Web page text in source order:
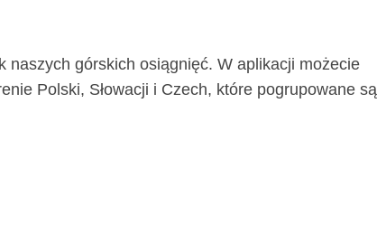
naszych górskich osiągnięć. W aplikacji możecie
Polski, Słowacji i Czech, które pogrupowane są